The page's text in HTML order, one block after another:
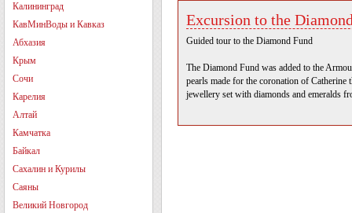
Калининград
КавМинВоды и Кавказ
Абхазия
Крым
Сочи
Карелия
Алтай
Камчатка
Байкал
Сахалин и Курилы
Саяны
Великий Новгород
Excursion to the
Guided tour to the Diamond Fund
The Diamond Fund was added to the
pearls made for the coronation of
jewellery set with diamonds and emeralds